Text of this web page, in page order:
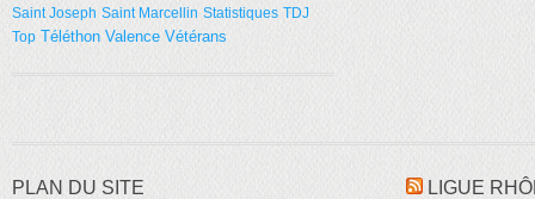
Saint Joseph Saint Marcellin Statistiques TDJ
Top Téléthon Valence Vétérans
PLAN DU SITE LIGUE